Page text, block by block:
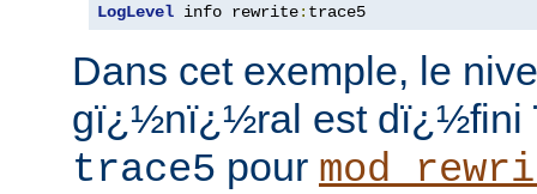
LogLevel info rewrite: trace5
Dans cet exemple, le
gï¿½nï¿½ral est
trace5 pour